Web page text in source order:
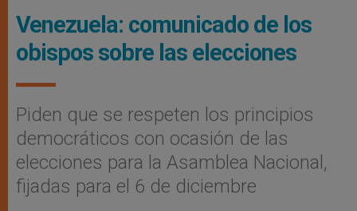
Venezuela: comunicado de los
obispos sobre las elecciones
Piden que se respeten los principios
democráticos con ocasión de las
elecciones para la Asamblea Nacional,
fijadas para el 6 de diciembre